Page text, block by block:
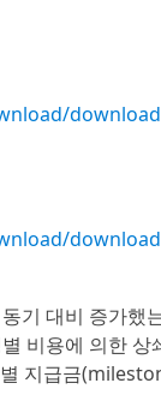
기 대비 증가했
비용에 의한
지급금